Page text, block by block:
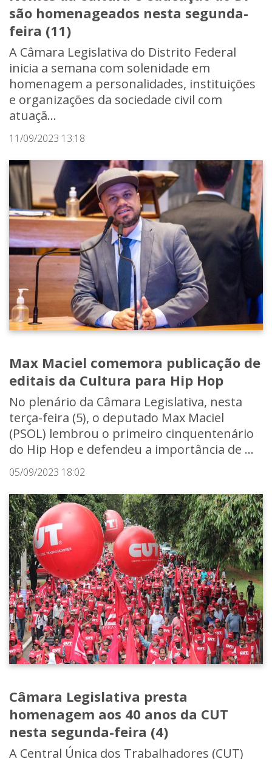
são homenageados nesta segunda-
feira (11)
A Câmara Legislativa do Distrito Federal
inicia a semana com solenidade em
homenagem a personalidades, instituições
e organizações da sociedade civil com
atuaçã...
11/09/2023 13:18
Max Maciel comemora publicação de
editais da Cultura para Hip Hop
No plenário da Câmara Legislativa, nesta
terça-feira (5), o deputado Max Maciel
(PSOL) lembrou o primeiro cinquentenário
do Hip Hop e defendeu a importância de ...
05/09/2023 18:02
Câmara Legislativa presta
homenagem aos 40 anos da CUT
nesta segunda-feira (4)
A Central Única dos Trabalhadores (CUT)